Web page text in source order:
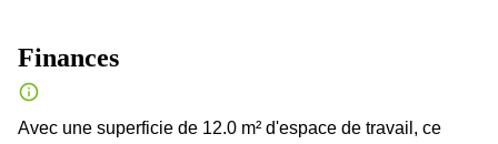
Finances
Avec une superficie de 12.0 m² d'espace de travail, ce